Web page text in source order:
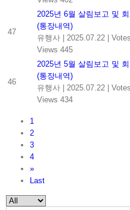
47
2025년 6월 살림보고 및 회
(통장내역)
유행사 | 2025.07.22 |
Views 445
46
2025년 5월 살림보고 및 회
(통장내역)
유행사 | 2025.07.22 |
Views 434
1
2
3
4
»
Last